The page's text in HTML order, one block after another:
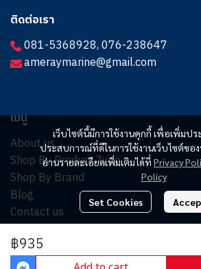
฿935
เว็บไซต์นี้มีการใช้งานคุกกี้ เพื่อเพิ่มป
ประสบการณ์ที่ดีในการใช้งานเว็บไซต์ขอ
อ่านรายละเอียดเพิ่มเติมได้ที่ Privacy
Policy
Set Cookies
ติดต่อเรา
081-5368928,076-238647
ameraymarine@gmail.com
เมนู
About us
Shop By Product Type
Shop By Brand
Blog
Contact us
© Copyright 2025. All Rights